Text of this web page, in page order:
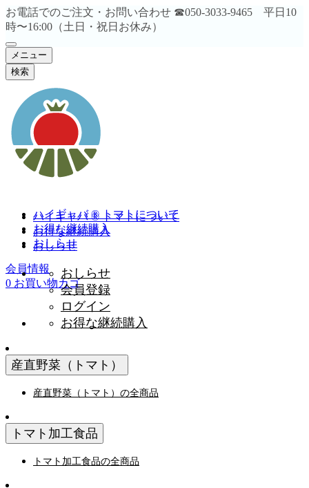
お電話でのご注文・お問い合わせ ☎︎050-3033-9465 平日10
時〜16:00（土日・祝日お休み）
メニュー
検索
ハイギャバ ® トマトについて
お得な継続購入
おしらせ
会員情報
0 お買い物カゴ
ハイギャバ ® トマトについて
お得な継続購入
おしらせ
おしらせ
会員登録
ログイン
お得な継続購入
産直野菜（トマト）
産直野菜（トマト）の全商品
トマト加工食品
トマト加工食品の全商品